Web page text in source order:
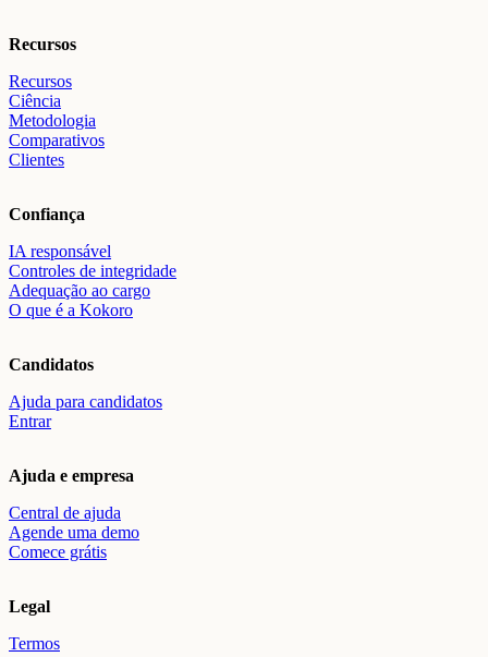
Recursos
Recursos
Ciência
Metodologia
Comparativos
Clientes
Confiança
IA responsável
Controles de integridade
Adequação ao cargo
O que é a Kokoro
Candidatos
Ajuda para candidatos
Entrar
Ajuda e empresa
Central de ajuda
Agende uma demo
Comece grátis
Legal
Termos